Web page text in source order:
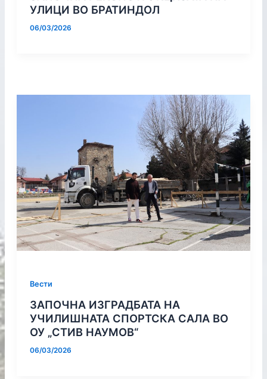
УЛИЦИ ВО БРАТИНДОЛ
06/03/2026
Вести
ЗАПОЧНА ИЗГРАДБАТА НА
УЧИЛИШНАТА СПОРТСКА САЛА ВО
ОУ „СТИВ НАУМОВ“
06/03/2026